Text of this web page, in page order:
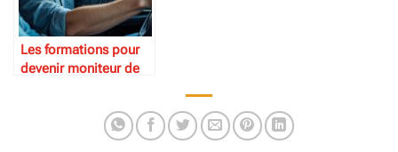
Les formations pour
devenir moniteur de